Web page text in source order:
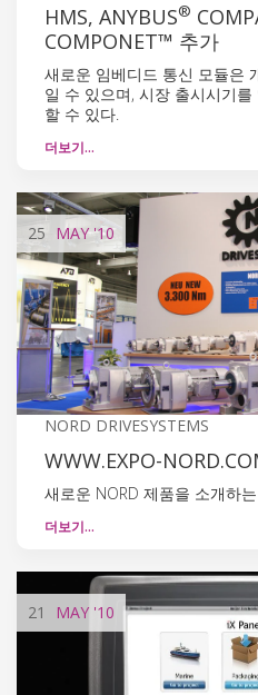
HMS, ANYBUS®
COMPONET™ 추가
새로운 임베디드 통신 모듈은
일 수 있으며, 시장 출시시기
할 수 있다.
더보기…
25 MAY'10
NORD DRIVESYSTEMS
WWW.EXPO-
새로운 NORD 제품을 소개하
더보기…
21 MAY '10